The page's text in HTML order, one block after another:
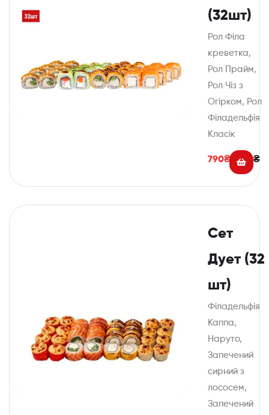
(32шт)
Рол Філа
креветка,
Рол Прайм,
Рол Чіз з
Огірком, Рол
Філадельфія
Класік
920₴
790₴
Сет
Дует (32
шт)
Філадельфія
Каппа,
Наруто,
Запечений
сирний з
лососем,
Запечений